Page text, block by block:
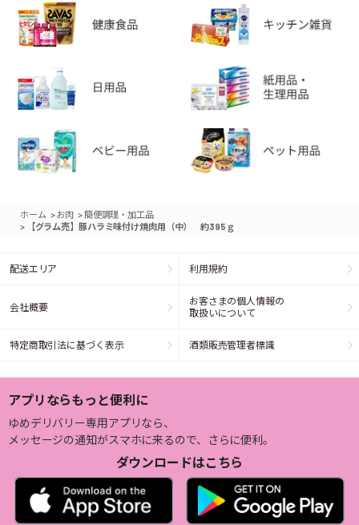
ホーム >お肉 >簡便調理・加工品
> 【グラム売】豚ハラミ味付け焼肉用（中） 約395ｇ
配送エリア 利用規約
会社概要
お客さまの個人情報の
取扱いについて
特定商取引法に基づく表示 酒類販売管理者標識
アプリならもっと便利に
ゆめデリバリー専用アプリなら、
メッセージの通知がスマホに来るので、さらに便利。
ダウンロードはこちら